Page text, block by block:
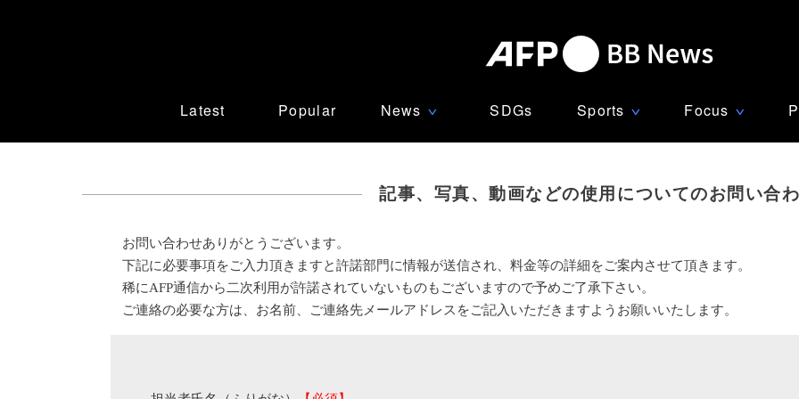
Latest Popular News ∨ SDGs Sports ∨ Focus ∨
記事、写真、動画などの使用についてのお問い合
お問い合わせありがとうございます。
下記に必要事項をご入力頂きますと許諾部門に情報が送信され、料金等の詳細をご案内させて頂きます。
稀にAFP通信から二次利用が許諾されていないものもございますので予めご了承下さい。
ご連絡の必要な方は、お名前、ご連絡先メールアドレスをご記入いただきますようお願いいたします。